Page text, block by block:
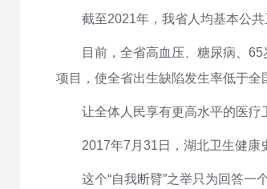
截至2021年，我省人均基本公
目前，全省高血压、糖尿病、
项目，使全省出生缺陷发生率低于全
让全体人民享有更高水平的医疗
2017年7月31日，湖北卫生健康
这个“自我断臂”之举只为回答